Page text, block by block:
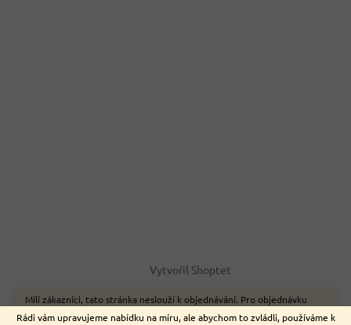
Rádi vám upravujeme nabídku na míru, ale abychom to zvládli, používáme k
Milí zákazníci, tato stránka neslouží k objednávání. Pro objednávku
zboží on-line využijte naše webové stránky www.nemeckyeshop.cz
Vytvořil Shoptet
Copyright 2026Euromarket. Všechna práva vyhrazena.